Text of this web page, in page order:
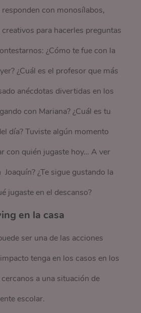
con monosílabos,
para hacerles preguntas
¿Cómo te fue con la
¿Cuál es el profesor que más
anécdotas divertidas en los
con Mariana? ¿Cuál es tu
día? Tuviste algún momento
con quién jugaste hoy… A ver
Joaquín? ¿Te sigue gustando la
jugaste en el descanso?
en la casa
ser una de las acciones
tenga en los casos en los
a una situación de
escolar.